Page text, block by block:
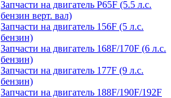
Запчасти на двигатель P65F (5.5 л.с.
бензин верт. вал)
Запчасти на двигатель 156F (5 л.с.
бензин)
Запчасти на двигатель 168F/170F (6 л.с.
бензин)
Запчасти на двигатель 177F (9 л.с.
бензин)
Запчасти на двигатель 188F/190F/192F